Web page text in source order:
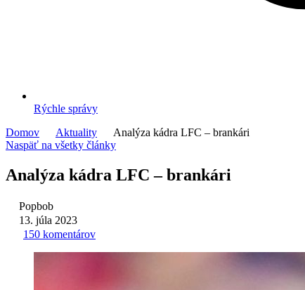
Rýchle správy
Domov
Aktuality
Analýza kádra LFC – brankári
Naspäť na všetky články
Analýza kádra LFC – brankári
Popbob
13. júla 2023
150 komentárov